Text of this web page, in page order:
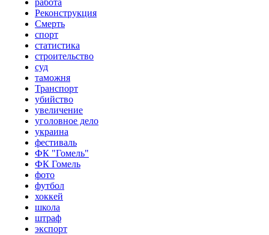
работа
Реконструкция
Смерть
спорт
статистика
строительство
суд
таможня
Транспорт
убийство
увеличение
уголовное дело
украина
фестиваль
ФК "Гомель"
ФК Гомель
фото
футбол
хоккей
школа
штраф
экспорт